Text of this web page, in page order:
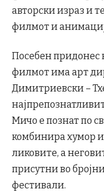
авторски израз и
филмот и
Посебен придонес
филмот има арт
Димитриевски –
Мичо е познат по
комбинира хумор
ликовите, а
присутни во
фестивали.